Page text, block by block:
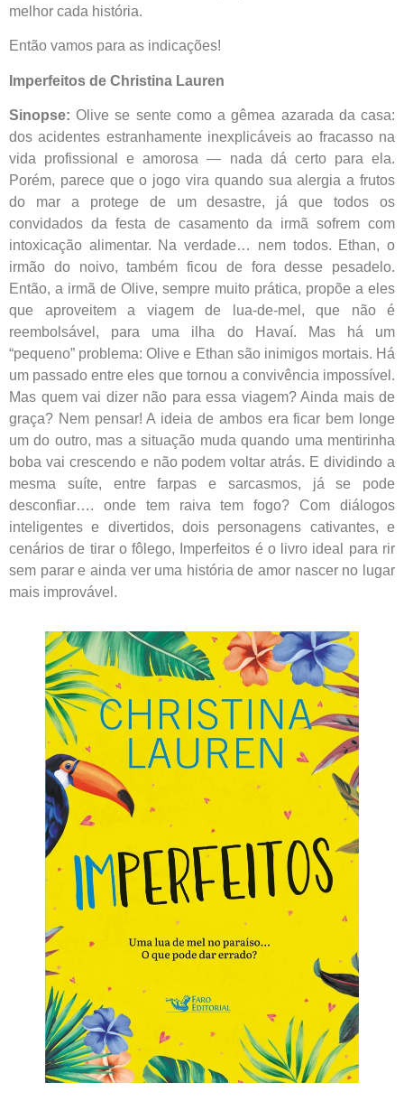
melhor cada história.
Então vamos para as indicações!
Imperfeitos de Christina Lauren
Sinopse: Olive se sente como a gêmea azarada da casa:
dos acidentes estranhamente inexplicáveis ao fracasso na
vida profissional e amorosa ― nada dá certo para ela.
Porém, parece que o jogo vira quando sua alergia a frutos
do mar a protege de um desastre, já que todos os
convidados da festa de casamento da irmã sofrem com
intoxicação alimentar. Na verdade… nem todos. Ethan, o
irmão do noivo, também ficou de fora desse pesadelo.
Então, a irmã de Olive, sempre muito prática, propõe a eles
que aproveitem a viagem de lua-de-mel, que não é
reembolsável, para uma ilha do Havaí. Mas há um
“pequeno” problema: Olive e Ethan são inimigos mortais. Há
um passado entre eles que tornou a convivência impossível.
Mas quem vai dizer não para essa viagem? Ainda mais de
graça? Nem pensar! A ideia de ambos era ficar bem longe
um do outro, mas a situação muda quando uma mentirinha
boba vai crescendo e não podem voltar atrás. E dividindo a
mesma suíte, entre farpas e sarcasmos, já se pode
desconfiar…. onde tem raiva tem fogo? Com diálogos
inteligentes e divertidos, dois personagens cativantes, e
cenários de tirar o fôlego, Imperfeitos é o livro ideal para rir
sem parar e ainda ver uma história de amor nascer no lugar
mais improvável.